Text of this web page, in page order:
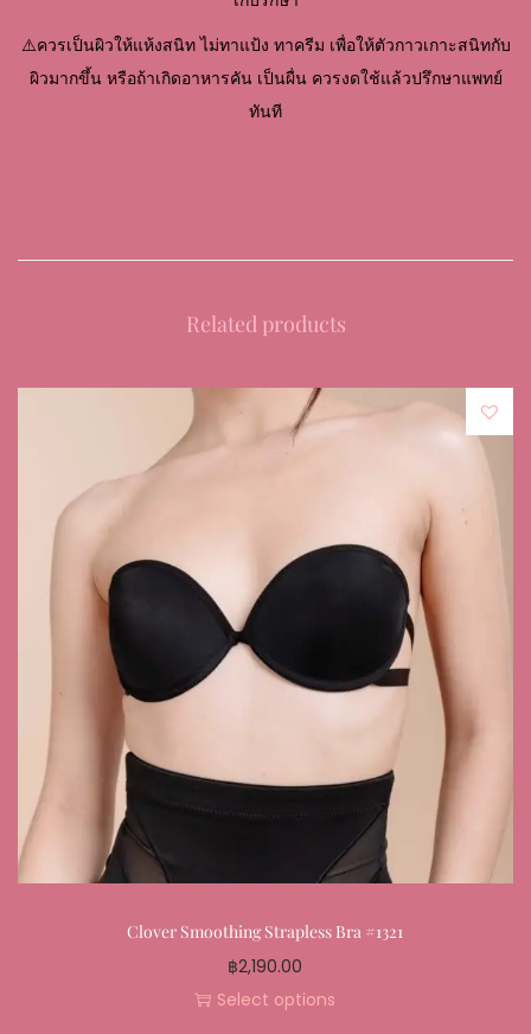
⚠️ควรเป็นผิวให้แห้งสนิท ไม่ทาแป้ง ทาครีม เพื่อให้ตัวกาวเกาะสนิทกับ
ผิวมากขึ้น หรือถ้าเกิดอาหารคัน เป็นผื่น ควรงดใช้แล้วปรึกษาแพทย์
ทันที
Related products
Clover Smoothing Strapless Bra #1321
฿2,190.00
Select options